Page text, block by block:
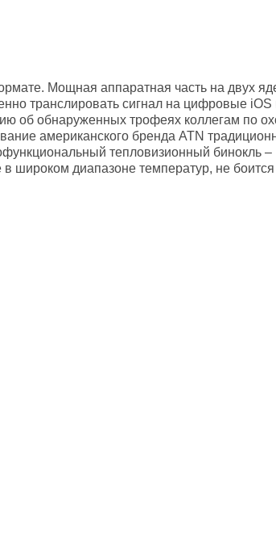
Мощная аппаратная часть на двух
транслировать сигнал на цифровые iOS
об обнаруженных трофеях коллегам по
американского бренда ATN
тепловизионный бинокль –
широком диапазоне температур, не